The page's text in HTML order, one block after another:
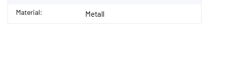
Material: Metall